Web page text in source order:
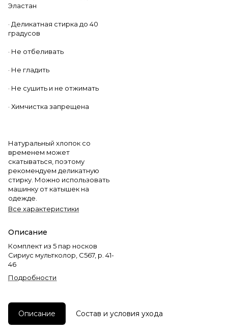
Эластан
· Деликатная стирка до 40
градусов
· Не отбеливать
· Не гладить
· Не сушить и не отжимать
· Химчистка запрещена
Натуральный хлопок со
временем может
скатываться, поэтому
рекомендуем деликатную
стирку. Можно использовать
машинку от катышек на
одежде.
Все характеристики
Описание
Комплект из 5 пар носков
Сириус мультколор, С567, р. 41-
46
Подробности
Описание Состав и условия ухода